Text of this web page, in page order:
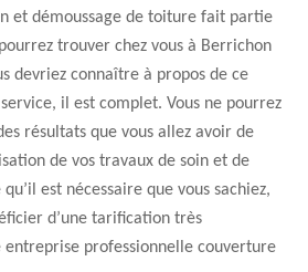
et démoussage de toiture fait partie
trouver chez vous à Berrichon
devriez connaître à propos de ce
il est complet. Vous ne pourrez
résultats que vous allez avoir de
de vos travaux de soin et de
est nécessaire que vous sachiez,
d’une tarification très
entreprise professionnelle couverture